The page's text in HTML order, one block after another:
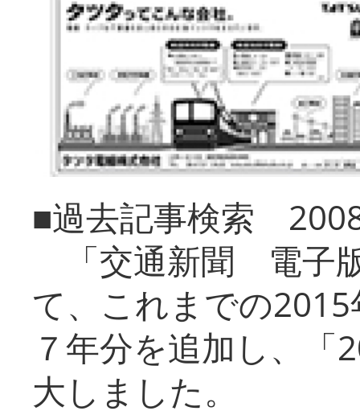
■過去記事検索
「交通新聞 電子
て、これまでの
７年分を追加し、「
大しまし